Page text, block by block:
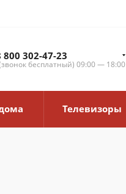
800 302-47-23
бесплатный) 09:00 — 18:00
Телевизоры